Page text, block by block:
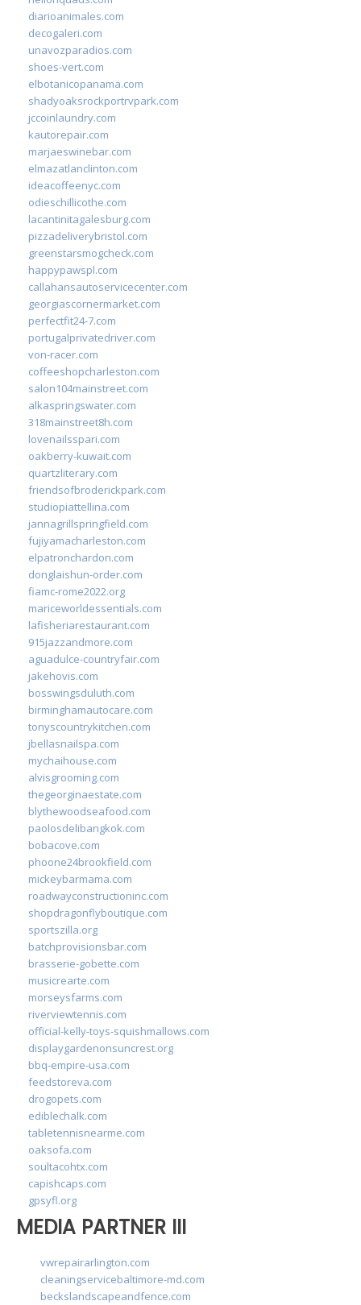
diarioanimales.com
decogaleri.com
unavozparadios.com
shoes-vert.com
elbotanicopanama.com
shadyoaksrockportrvpark.com
jccoinlaundry.com
kautorepair.com
marjaeswinebar.com
elmazatlanclinton.com
ideacoffeenyc.com
odieschillicothe.com
lacantinitagalesburg.com
pizzadeliverybristol.com
greenstarsmogcheck.com
happypawspl.com
callahansautoservicecenter.com
georgiascornermarket.com
perfectfit24-7.com
portugalprivatedriver.com
von-racer.com
coffeeshopcharleston.com
salon104mainstreet.com
alkaspringswater.com
318mainstreet8h.com
lovenailsspari.com
oakberry-kuwait.com
quartzliterary.com
friendsofbroderickpark.com
studiopiattellina.com
jannagrillspringfield.com
fujiyamacharleston.com
elpatronchardon.com
donglaishun-order.com
fiamc-rome2022.org
mariceworldessentials.com
lafisheriarestaurant.com
915jazzandmore.com
aguadulce-countryfair.com
jakehovis.com
bosswingsduluth.com
birminghamautocare.com
tonyscountrykitchen.com
jbellasnailspa.com
mychaihouse.com
alvisgrooming.com
thegeorginaestate.com
blythewoodseafood.com
paolosdelibangkok.com
bobacove.com
phoone24brookfield.com
mickeybarmama.com
roadwayconstructioninc.com
shopdragonflyboutique.com
sportszilla.org
batchprovisionsbar.com
brasserie-gobette.com
musicrearte.com
morseysfarms.com
riverviewtennis.com
official-kelly-toys-squishmallows.com
displaygardenonsuncrest.org
bbq-empire-usa.com
feedstoreva.com
drogopets.com
ediblechalk.com
tabletennisnearme.com
oaksofa.com
soultacohtx.com
capishcaps.com
gpsyfl.org
MEDIA PARTNER III
vwrepairarlington.com
cleaningservicebaltimore-md.com
beckslandscapeandfence.com